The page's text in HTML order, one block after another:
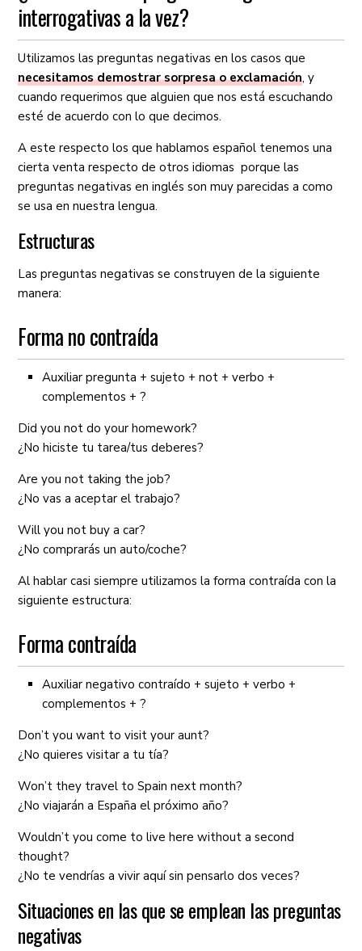
interrogativas a la vez?
Utilizamos las preguntas negativas en los casos que
necesitamos demostrar sorpresa o exclamación, y
cuando requerimos que alguien que nos está escuchando
esté de acuerdo con lo que decimos.
A este respecto los que hablamos español tenemos una
cierta venta respecto de otros idiomas porque las
preguntas negativas en inglés son muy parecidas a como
se usa en nuestra lengua.
Estructuras
Las preguntas negativas se construyen de la siguiente
manera:
Forma no contraída
Auxiliar pregunta + sujeto + not + verbo +
complementos + ?
Did you not do your homework?
¿No hiciste tu tarea/tus deberes?
Are you not taking the job?
¿No vas a aceptar el trabajo?
Will you not buy a car?
¿No comprarás un auto/coche?
Al hablar casi siempre utilizamos la forma contraída con la
siguiente estructura:
Forma contraída
Auxiliar negativo contraído + sujeto + verbo +
complementos + ?
Don’t you want to visit your aunt?
¿No quieres visitar a tu tía?
Won’t they travel to Spain next month?
¿No viajarán a España el próximo año?
Wouldn’t you come to live here without a second
thought?
¿No te vendrías a vivir aquí sin pensarlo dos veces?
Situaciones en las que se emplean las preguntas
negativas